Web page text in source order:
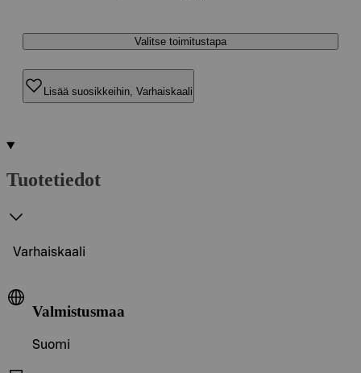
Valitse toimitustapa
Lisää suosikkeihin, Varhaiskaali
Tuotetiedot
Varhaiskaali
Valmistusmaa
Suomi